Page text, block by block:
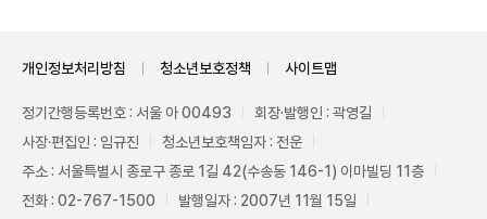
개인정보처리방침 청소년보호정책 사이트맵
정기간행등록번호 : 서울 아 00493
회장·발행인 : 곽영길
사장·편집인 : 임규진
청소년보호책임자 : 전운
주소 : 서울특별시 종로구 종로 1길 42(수송동 146-1) 이마빌딩 11층
전화 : 02-767-1500
발행일자 : 2007년 11월 15일